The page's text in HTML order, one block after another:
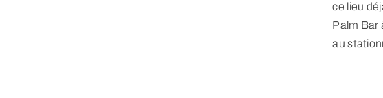
ce lieu
Palm Bar
au